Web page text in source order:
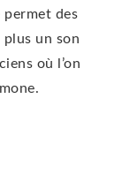
permet des
plus un son
où l’on